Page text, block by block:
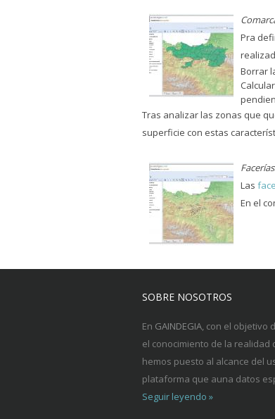
Pra
Borrar
Tras analizar las zonas que
superficie con estas
Facerías:
Las
En el
SOBRE NOSOTROS
En GAINDEGIA , con el
el conocimiento de la realidad
hemos puesto al alcance del
plataforma que auna datos
Seguir leyendo »